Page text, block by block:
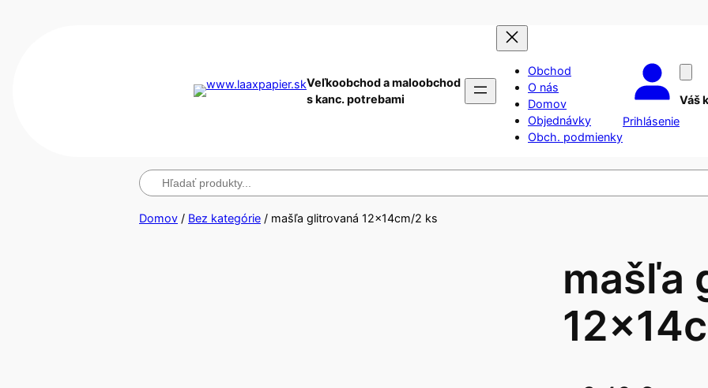
Veľkoobchod a maloobchod
s kanc. potrebami
Obchod
O nás
Domov
Objednávky
Obch. podmienky
Prihlásenie
Váš
Hľadanie
Domov / Bez kategórie / mašľa glitrovaná 12x14cm/2 ks
mašľa